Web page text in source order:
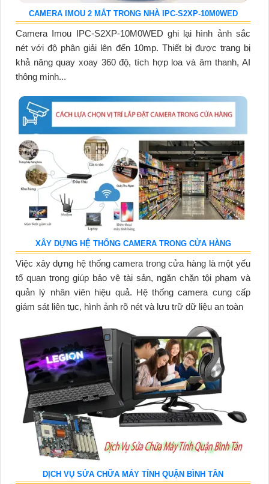
CAMERA IMOU 2 MẮT TRONG NHÀ IPC-S2XP-10M0WED
Camera Imou IPC-S2XP-10M0WED ghi lại hình ảnh sắc
nét với độ phân giải lên đến 10mp. Thiết bị được trang bị
khả năng quay xoay 360 độ, tích hợp loa và âm thanh, AI
thông minh...
XÂY DỰNG HỆ THỐNG CAMERA TRONG CỬA HÀNG
Việc xây dựng hệ thống camera trong cửa hàng là một yếu
tố quan trọng giúp bảo vệ tài sản, ngăn chặn tội phạm và
quản lý nhân viên hiệu quả. Hệ thống camera cung cấp
giám sát liên tục, hình ảnh rõ nét và lưu trữ dữ liệu an toàn
DỊCH VỤ SỬA CHỮA MÁY TÍNH QUẬN BÌNH TÂN